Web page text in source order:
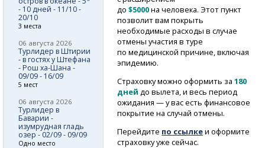
до $5000на человека. Этот пункт
позволит вам покрыть
необходимые расходы в случае
отмены участия в туре
по медицинской причине, включая
эпидемию.
Страховку можно оформить за180
дней до вылета, и весь период
ожидания — у вас есть финансовое
покрытие на случай отмены.
Перейдите по ссылкеи оформите
страховку уже сейчас.
- 10 дней - 11/10 -
20/10
3 места
06 августа 2026
Турлидер в Штирии
- в гостях у Штефана
- Рош ха-Шана -
09/09 - 16/09
5 мест
06 августа 2026
Турлидер в
Баварии -
изумрудная гладь
озер - 02/09 - 09/09
Одно место